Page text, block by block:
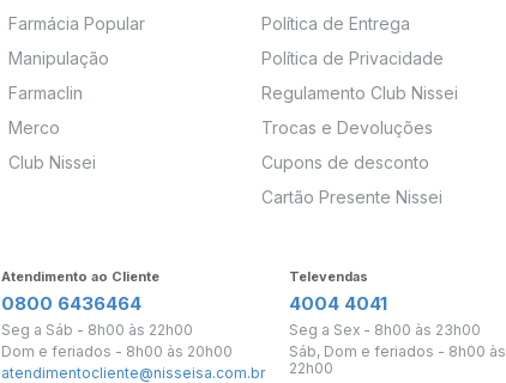
Farmácia Popular
Manipulação
Farmaclin
Merco
Club Nissei
Política de Entrega
Política de Privacidade
Regulamento Club Nissei
Trocas e Devoluções
Cupons de desconto
Cartão Presente Nissei
Atendimento ao Cliente
0800 6436464
Seg a Sáb - 8h00 às 22h00
Dom e feriados - 8h00 às 20h00
atendimentocliente@nisseisa.com.br
Televendas
4004 4041
Seg a Sex - 8h00 às 23h00
Sáb, Dom e feriados - 8h00 às
22h00